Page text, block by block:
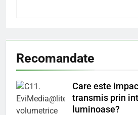
Recomandate
Care este
transmis prin
luminoase?